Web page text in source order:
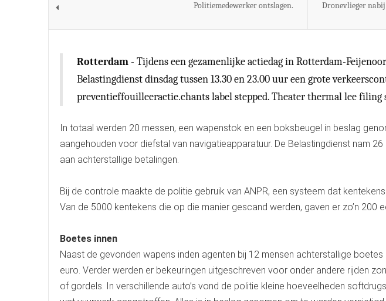
Politiemedewerker ontslagen. Dronevlieger
Rotterdam - Tijdens een gezamenlijke actiedag in Rotterdam-
Belastingdienst dinsdag tussen 13.30 en 23.00 uur een grote
preventieffouilleeractie.chants label stepped. Theater thermal lee filing
In totaal werden 20 messen, een wapenstok en een boksbeugel in beslag
aangehouden voor diefstal van navigatieapparatuur. De Belastingdienst nam 26
aan achterstallige betalingen.
Bij de controle maakte de politie gebruik van ANPR, een systeem dat
Van de 5000 kentekens die op die manier gescand werden, gaven er zo’n 200
Boetes innen
Naast de gevonden wapens inden agenten bij 12 mensen achterstallige
euro. Verder werden er bekeuringen uitgeschreven voor onder andere rijden
of gordels. In verschillende auto’s vond de politie kleine hoeveelheden